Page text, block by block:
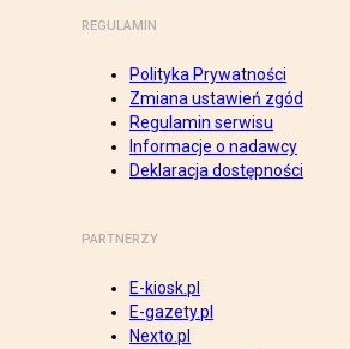
REGULAMIN
Polityka Prywatności
Zmiana ustawień zgód
Regulamin serwisu
Informacje o nadawcy
Deklaracja dostępności
PARTNERZY
E-kiosk.pl
E-gazety.pl
Nexto.pl